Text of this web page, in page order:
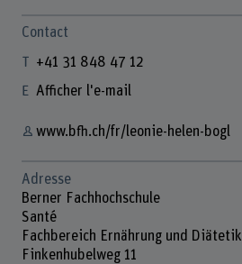
Contact
+41 31 848 47 12
Afficher l'e-mail
www.bfh.ch/fr/leonie-helen-bogl
Adresse
Berner Fachhochschule
Santé
Fachbereich Ernährung und Diätetik
Finkenhubelweg 11